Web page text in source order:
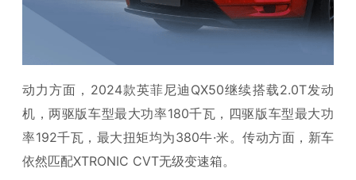
动力方面，2024款英菲尼迪QX50继续搭载2.0T发动
机，两驱版车型最大功率180千瓦，四驱版车型最大功
率192千瓦，最大扭矩均为380牛·米。传动方面，新车
依然匹配XTRONIC CVT无级变速箱。